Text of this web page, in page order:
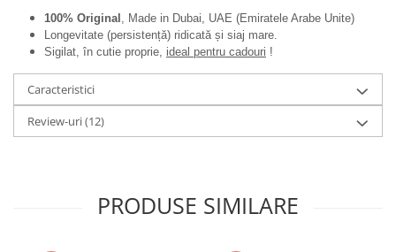
100% Original , Made in Dubai, UAE (Emiratele Arabe Unite)
Longevitate (persistență) ridicată și siaj mare.
Sigilat, în cutie proprie, ideal pentru cadouri !
Caracteristici
Review-uri(12)
PRODUSE SIMILARE